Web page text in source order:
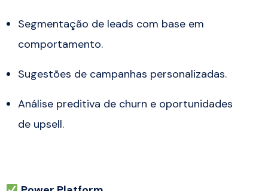
Segmentação de leads com base em
comportamento.
Sugestões de campanhas personalizadas.
Análise preditiva de churn e oportunidades
de upsell.